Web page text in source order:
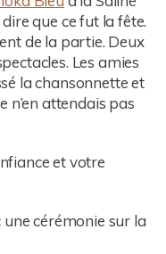
que ce fut la fête.
de la partie. Deux
Les amies
la chansonnette et
n’en attendais pas
et votre